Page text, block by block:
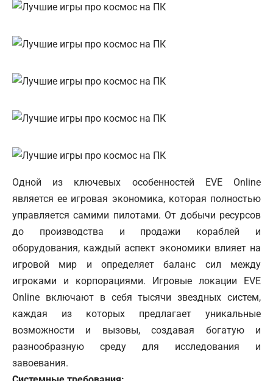
Одной из ключевых особенностей EVE Online
является ее игровая экономика, которая полностью
управляется самими пилотами. От добычи ресурсов
до производства и продажи кораблей и
оборудования, каждый аспект экономики влияет на
игровой мир и определяет баланс сил между
игроками и корпорациями. Игровые локации EVE
Online включают в себя тысячи звездных систем,
каждая из которых предлагает уникальные
возможности и вызовы, создавая богатую и
разнообразную среду для исследования и
завоевания.